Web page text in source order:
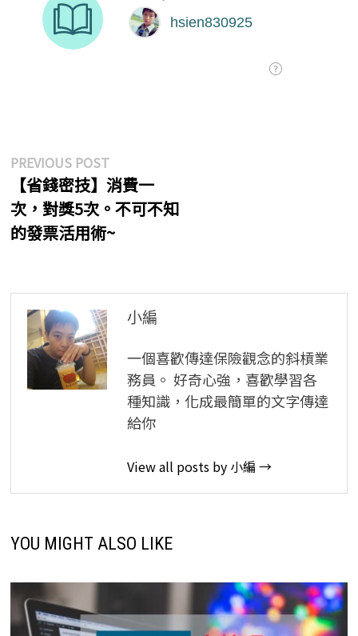
文
章
導
PREVIOUS POSTPrevious
post:
【省錢密技】消費一
次，對獎5次。不可不知
的發票活用術~
小編
一個喜歡傳達保險觀念的斜槓業
務員。 好奇心強，喜歡學習各
種知識，化成最簡單的文字傳達
給你
View all posts by 小編 →
YOU MIGHT ALSO LIKE